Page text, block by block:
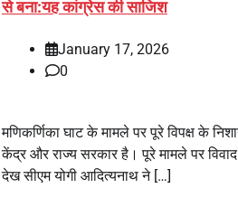
से बना:यह कांग्रेस की साजिश
January 17, 2026
0
मणिकर्णिका घाट के मामले पर पूरे विपक्ष के
केंद्र और राज्य सरकार है। पूरे मामले पर
देख सीएम योगी आदित्यनाथ ने […]